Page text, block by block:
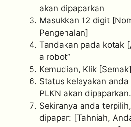
akan dipaparkan
Masukkan 12 digit
Pengenalan]
Tandakan pada kotak
a robot”
Kemudian, Klik [Semak]
Status kelayakan
PLKN akan dipaparkan.
Sekiranya anda
dipapar: [Tahniah,